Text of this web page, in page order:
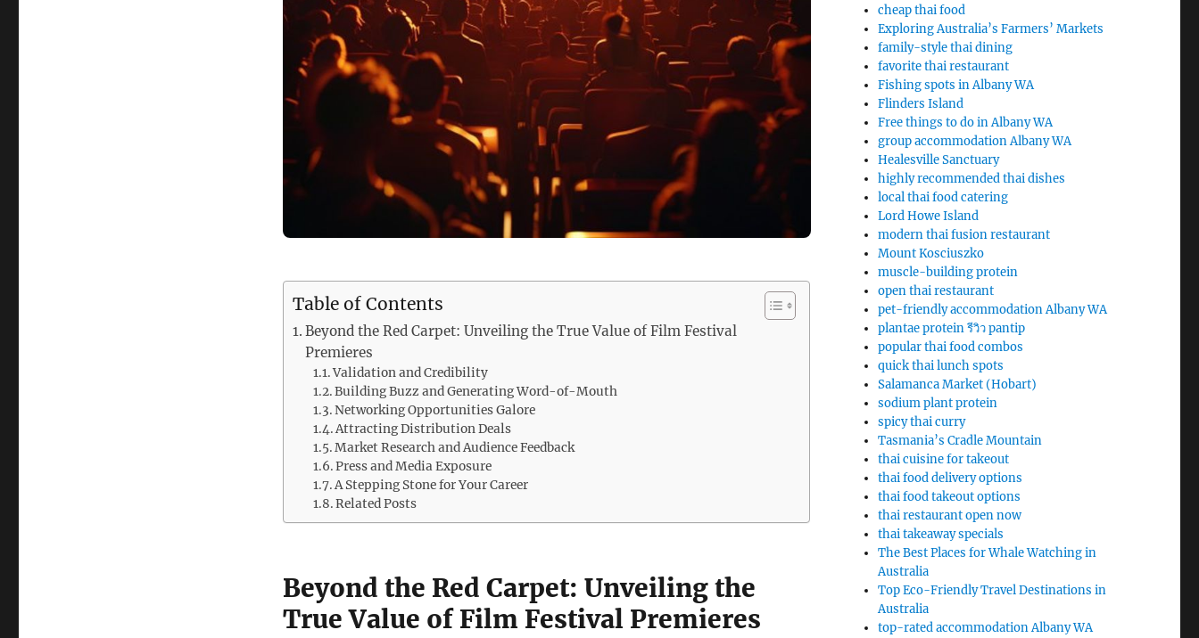
Table of Contents
Beyond the Red Carpet: Unveiling the True Value of Film Festival
Premieres
Validation and Credibility
Building Buzz and Generating Word-of-Mouth
Networking Opportunities Galore
Attracting Distribution Deals
Market Research and Audience Feedback
Press and Media Exposure
A Stepping Stone for Your Career
Related Posts
Beyond the Red Carpet: Unveiling the
True Value of Film Festival Premieres
cheap thai food
Exploring Australia’s Farmers’ Markets
family-style thai dining
favorite thai restaurant
Fishing spots in Albany WA
Flinders Island
Free things to do in Albany WA
group accommodation Albany WA
Healesville Sanctuary
highly recommended thai dishes
local thai food catering
Lord Howe Island
modern thai fusion restaurant
Mount Kosciuszko
muscle-building protein
open thai restaurant
pet-friendly accommodation Albany WA
plantae protein รีวิว pantip
popular thai food combos
quick thai lunch spots
Salamanca Market (Hobart)
sodium plant protein
spicy thai curry
Tasmania’s Cradle Mountain
thai cuisine for takeout
thai food delivery options
thai food takeout options
thai restaurant open now
thai takeaway specials
The Best Places for Whale Watching in
Australia
Top Eco-Friendly Travel Destinations in
Australia
top-rated accommodation Albany WA